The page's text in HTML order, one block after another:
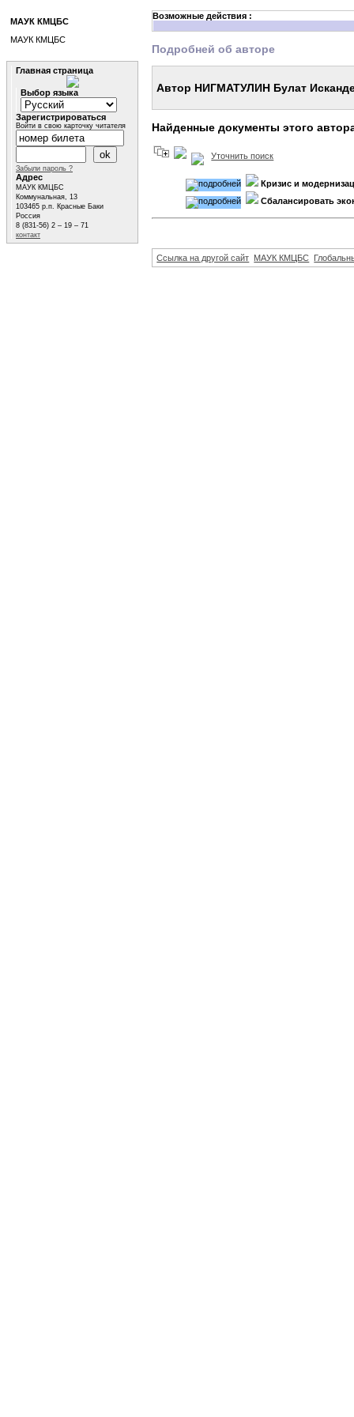
Возможные действия :
Подробней об авторе
Автор НИГМАТУЛИН Булат
Найденные документы этого
Уточнить поиск
Кризис и
Сбалансировать
Ссылка на другой сайт МАУК КМЦБС
МАУК КМЦБС
МАУК КМЦБС
Главная страница
Выбор языка
Зарегистрироваться
Войти в свою карточку читателя
Забыли пароль ?
Адрес
МАУК КМЦБС
Коммунальная, 13
103465 р.п. Красные Баки
Россия
8 (831-56) 2 – 19 – 71
контакт